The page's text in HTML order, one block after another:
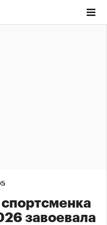
завоевала